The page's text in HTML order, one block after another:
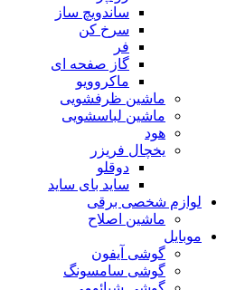
ساندویچ ساز
سرخ کن
فر
گاز صفحه ای
ماکروویو
ماشین ظرفشویی
ماشین لباسشویی
هود
یخچال فریزر
دوقلو
ساید بای ساید
لوازم شخصی برقی
ماشین اصلاح
موبایل
گوشی آیفون
گوشی سامسونگ